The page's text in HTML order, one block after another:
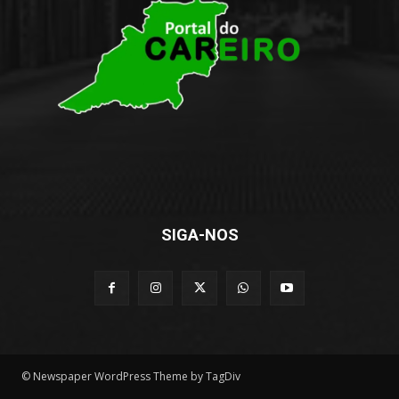
SIGA-NOS
© Newspaper WordPress Theme by TagDiv